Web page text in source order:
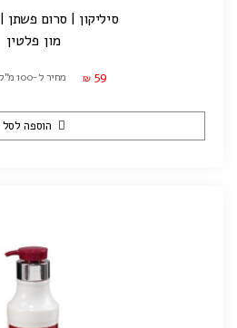
סיליקון | סרום פשתן | 100 מ"ל
מון פלטין
₪ 59 מחיר ל-100 מ"ל: ₪59.00
הוספה לסל